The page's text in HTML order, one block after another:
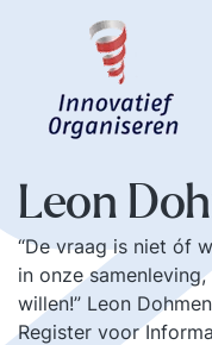
Leon
“De vraag is niet óf
in onze
willen!” Leon
Register voor